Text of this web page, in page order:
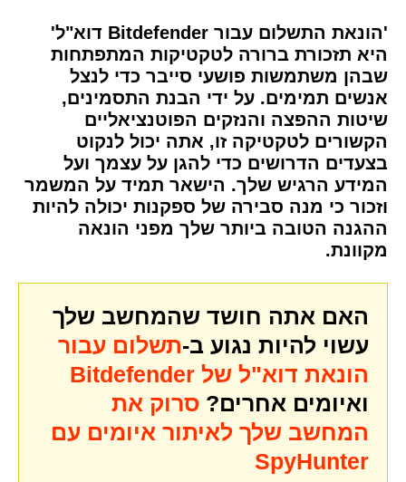
'הונאת התשלום עבור Bitdefender דוא"ל'
היא תזכורת ברורה לטקטיקות המתפתחות
שבהן משתמשות פושעי סייבר כדי לנצל
אנשים תמימים. על ידי הבנת התסמינים,
שיטות ההפצה והנזקים הפוטנציאליים
הקשורים לטקטיקה זו, אתה יכול לנקוט
בצעדים הדרושים כדי להגן על עצמך ועל
המידע הרגיש שלך. הישאר תמיד על המשמר
וזכור כי מנה סבירה של ספקנות יכולה להיות
ההגנה הטובה ביותר שלך מפני הונאה
מקוונת.
האם אתה חושד שהמחשב שלך
עשוי להיות נגוע ב-תשלום עבור
הונאת דוא"ל של Bitdefender
ואיומים אחרים? סרוק את
המחשב שלך לאיתור איומים עם
SpyHunter